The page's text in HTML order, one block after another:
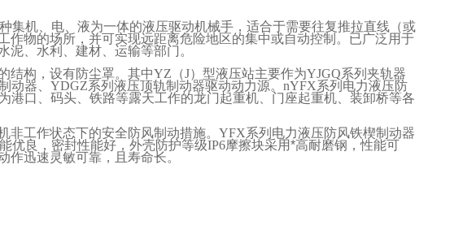
集机、电、液为一体的液压驱动机械手，适合于需要往复推拉直线（或
作物的场所，并可实现远距离危险地区的集中或自动控制。已广泛用于
、水利、建材、运输等部门。
结构，设有防尘罩。其中YZ （J）型液压站主要作为YJGQ系列夹轨器
动器、 YDGZ系列液压顶轨制动器驱动动力源。 nYFX系列电力液压防
港口、码头、铁路等露天工作的龙门起重机、门座起重机、装卸桥等各
工作状态下的安全防风制动措施。 YFX系列电力液压防风铁楔制动器
优良，密封性能好，外壳防护等级IP6摩擦块采用*高耐磨钢，性能可
迅速灵敏可靠，且寿命长。